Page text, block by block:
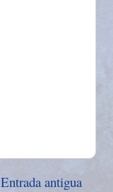
Entrada antigua